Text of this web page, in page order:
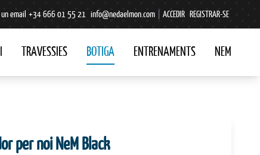
email +34 666 01 55 21 info@nedaelmon.com ACCEDIR REGISTRAR-SE
TRAVESSIES BOTIGA ENTRENAMENTS NEM
per noi NeM Black